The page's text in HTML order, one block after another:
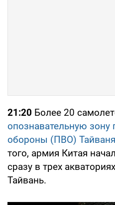
21:20 Более 20
опознавательную
обороны (ПВО) Тайваня
того, армия Китая
сразу в трех
Тайвань.